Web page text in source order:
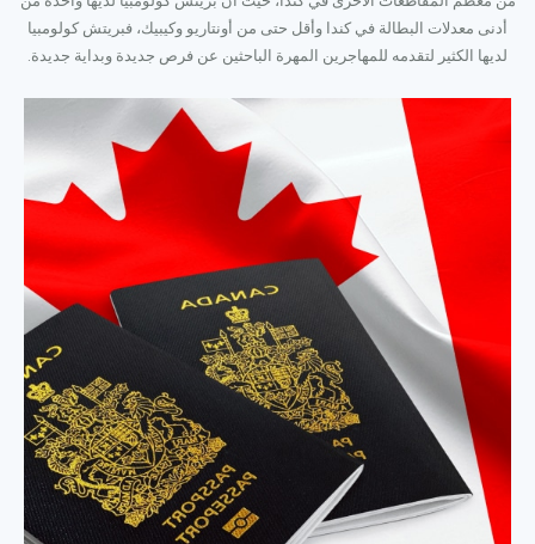
أدنى معدلات البطالة في كندا وأقل حتى من أونتاريو وكيبيك، فبريتش كولومبيا
لديها الكثير لتقدمه للمهاجرين المهرة الباحثين عن فرص جديدة وبداية جديدة.